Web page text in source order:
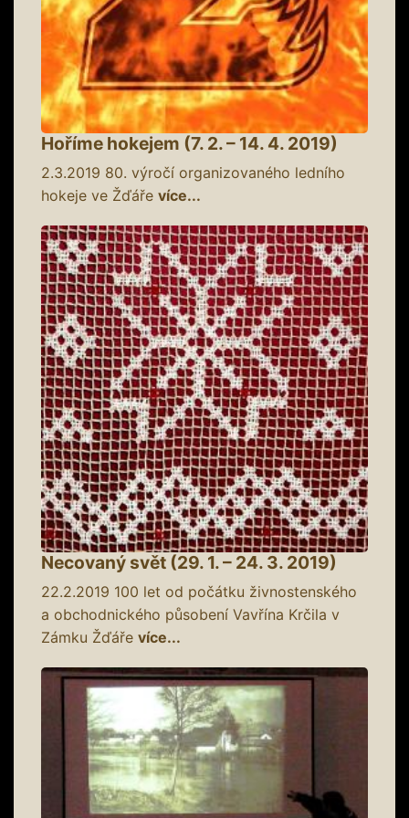
Hoříme hokejem (7. 2. – 14. 4. 2019)
2.3.2019 80. výročí organizovaného ledního
hokeje ve Žďáře více...
Necovaný svět (29. 1. – 24. 3. 2019)
22.2.2019 100 let od počátku živnostenského
a obchodnického působení Vavřína Krčila v
Zámku Žďáře více...